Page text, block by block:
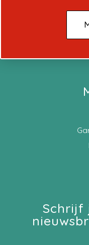
Schrijf